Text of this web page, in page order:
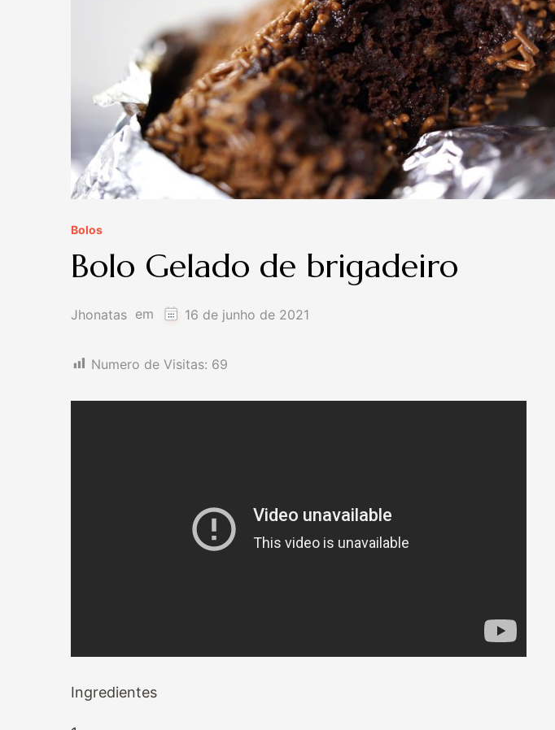
Bolos
Bolo Gelado de brigadeiro
Jhonatas em 16 de junho de 2021
Numero de Visitas: 69
Ingredientes